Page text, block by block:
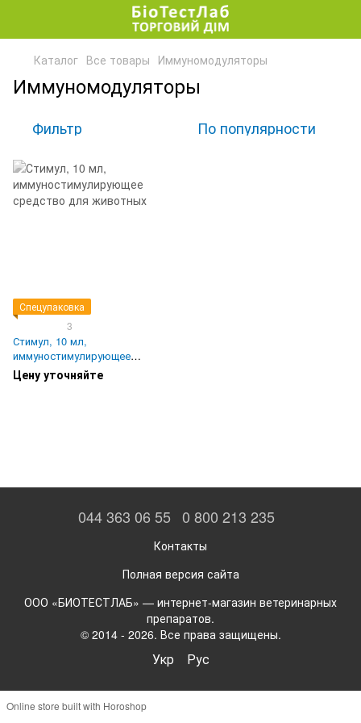
Каталог Все товары Иммуномодуляторы
Иммуномодуляторы
Фильтр По популярности
Спецупаковка
3
Стимул, 10 мл,
иммуностимулирующее
средство для животных
Цену уточняйте
044 363 06 55 0 800 213 235
Контакты
Полная версия сайта
ООО «БИОТЕСТЛАБ» — интернет-магазин ветеринарных
препаратов.
© 2014 - 2026. Все права защищены.
Укр Рус
Online store built with Horoshop